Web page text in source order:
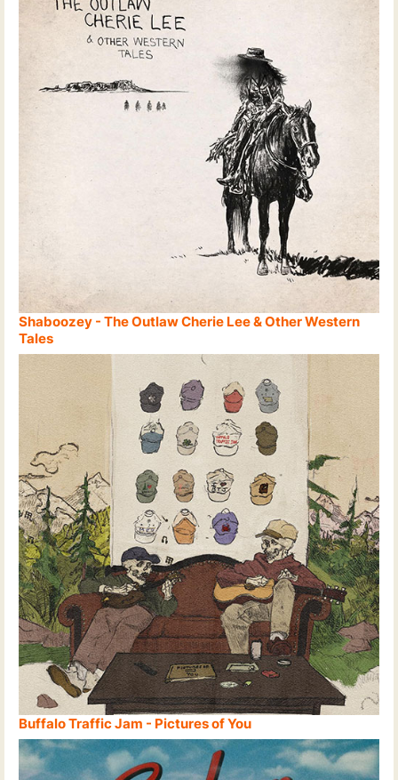
Shaboozey - The Outlaw Cherie Lee & Other Western
Tales
Buffalo Traffic Jam - Pictures of You